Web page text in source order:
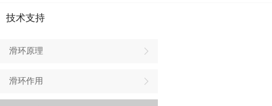
技术支持
滑环原理
滑环作用